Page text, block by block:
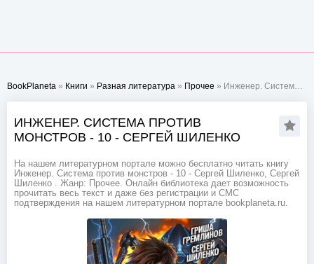
BookPlaneta » Книги » Разная литература » Прочее » Инженер. Система против монстров - 10 - Сергей Шиленко
ИНЖЕНЕР. СИСТЕМА ПРОТИВ
МОНСТРОВ - 10 - СЕРГЕЙ ШИЛЕНКО
На нашем литературном портале можно бесплатно читать книгу
Инженер. Система против монстров - 10 - Сергей Шиленко, Сергей
Шиленко . Жанр: Прочее. Онлайн библиотека дает возможность
прочитать весь текст и даже без регистрации и СМС
подтверждения на нашем литературном портале bookplaneta.ru.